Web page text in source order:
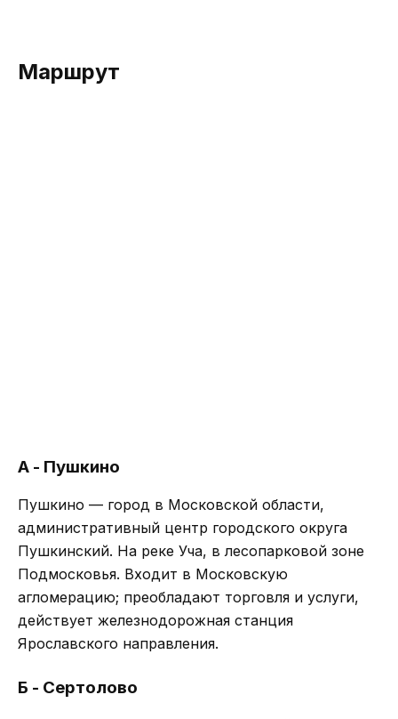
Маршрут
А - Пушкино
Пушкино — город в Московской области,
административный центр городского округа
Пушкинский. На реке Уча, в лесопарковой зоне
Подмосковья. Входит в Московскую
агломерацию; преобладают торговля и услуги,
действует железнодорожная станция
Ярославского направления.
Б - Сертолово